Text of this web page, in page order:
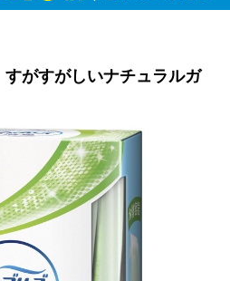
がすがしいナチュラルガ